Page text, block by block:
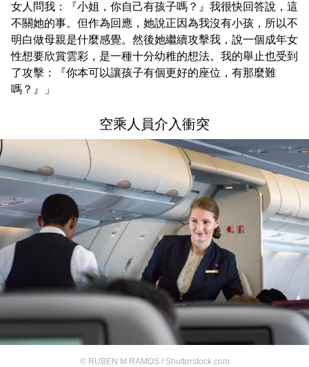
女人問我：『小姐，你自己有孩子嗎？』我很快回答說，這
不關她的事。但作為回應，她說正因為我沒有小孩，所以不
明白做母親是什麼感覺。然後她繼續攻擊我，說一個成年女
性想要欣賞雲彩，是一種十分幼稚的想法。我的舉止也受到
了攻擊：『你本可以讓孩子有個更好的座位，有那麼難
嗎？』」
空乘人員介入衝突
© RUBEN M RAMOS / Shutterstock.com